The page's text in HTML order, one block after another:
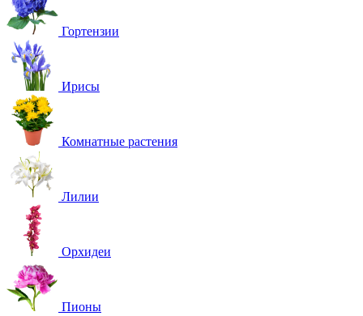
Гортензии
Ирисы
Комнатные растения
Лилии
Орхидеи
Пионы